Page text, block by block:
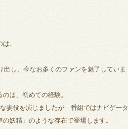
、
し、今なお多くのファンを魅了していま
は、初めての経験。
妻役を演じましたが 番組ではナビゲータ
妖精」のような存在で登場します。